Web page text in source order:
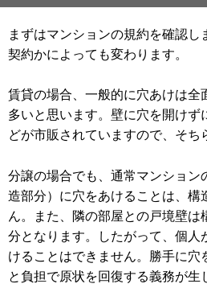
まずはマンションの規約を確認し
契約かによっても変わります。
賃貸の場合、一般的に穴あけは全
多いと思います。壁に穴を開けず
どが市販されていますので、そち
分譲の場合でも、通常マンション
造部分）に穴をあけることは、構
ん。また、隣の部屋との戸境壁は
分となります。したがって、個人
けることはできません。勝手に穴
と負担で原状を回復する義務が生